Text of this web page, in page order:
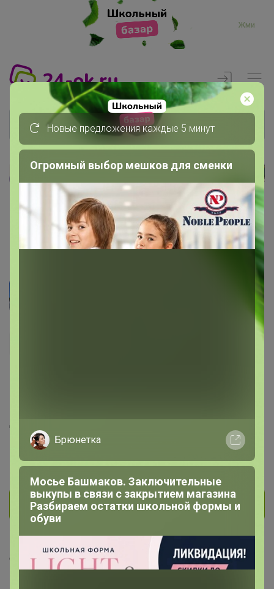
Жми
Главная
Члены клуба
Z.Дарья
День рождения 06 сентября
Красноярск
В клубе с 16 мая 2020 г.
Личное сообщение
Скопировать ссылку
Новые предложения каждые 5 минут
Огромный выбор мешков для сменки
Брюнетка
Мосье Башмаков. Заключительные
выкупы в связи с закрытием магазина
Разбираем остатки школьной формы и
обуви